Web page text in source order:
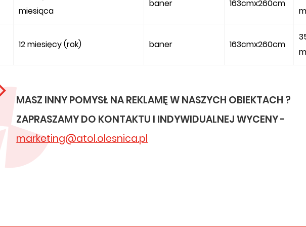
miesiąca
baner 163cmx260cm
12 miesięcy (rok) baner 163cmx260cm
MASZ INNY POMYSŁ NA REKLAMĘ W NASZYCH OBIEKTACH ?
ZAPRASZAMY DO KONTAKTU I INDYWIDUALNEJ WYCENY -
marketing@atol.olesnica.pl